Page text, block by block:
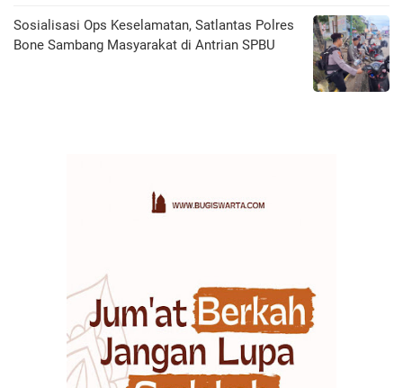
Sosialisasi Ops Keselamatan, Satlantas Polres
Bone Sambang Masyarakat di Antrian SPBU